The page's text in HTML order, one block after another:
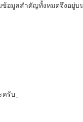
อมูลสำคัญทั้งหมดจึงอยู่
รับ」